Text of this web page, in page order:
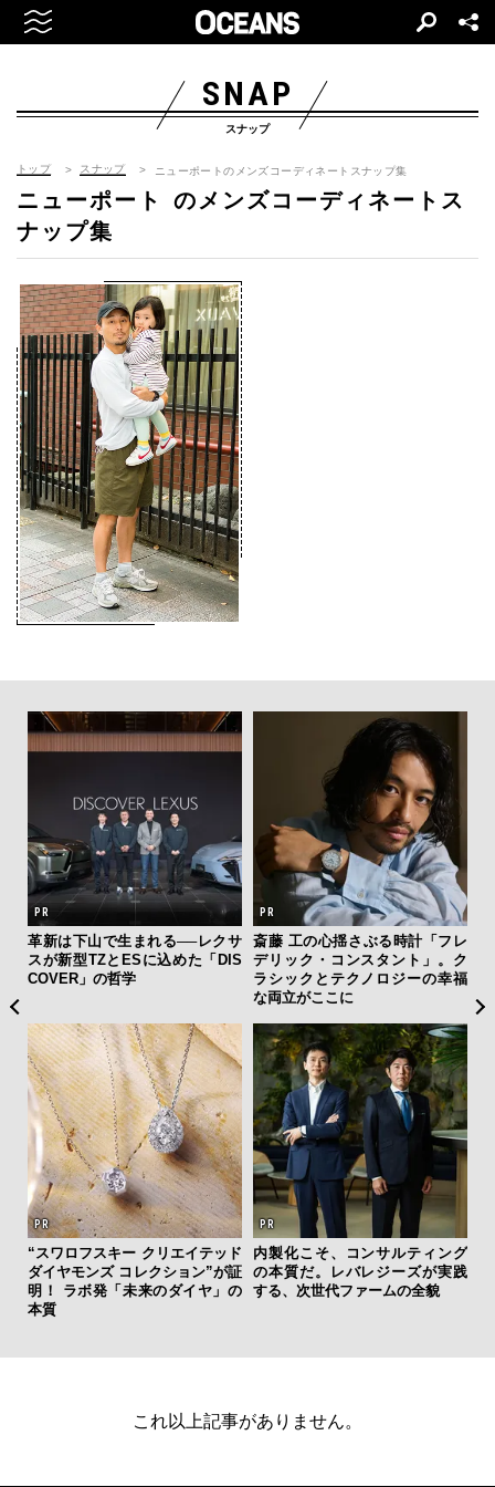
SNAP
スナップ
トップ スナップ ニューポートのメンズコーディネートスナップ集
ニューポート
のメンズコーディネートス
ナップ集
革新は下山で生まれる──レクサ
スが新型TZとESに込めた「DIS
COVER」の哲学
斎藤 工の心揺さぶる時計「フレ
デリック・コンスタント」。ク
ラシックとテクノロジーの幸福
な両立がここに
“スワロフスキー クリエイテッド
ダイヤモンズ コレクション”が証
明！ ラボ発「未来のダイヤ」の
本質
内製化こそ、コンサルティング
の本質だ。レバレジーズが実践
する、次世代ファームの全貌
これ以上記事がありません。